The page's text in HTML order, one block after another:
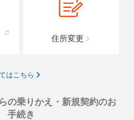
住所変更
はこちら
の乗りかえ・新規契約のお
手続き